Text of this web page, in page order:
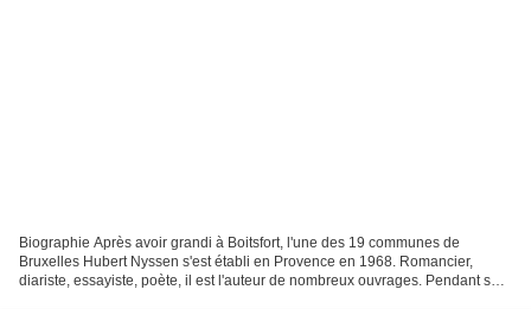
Biographie Après avoir grandi à Boitsfort, l'une des 19 communes de
Bruxelles Hubert Nyssen s'est établi en Provence en 1968. Romancier,
diariste, essayiste, poète, il est l'auteur de nombreux ouvrages. Pendant son